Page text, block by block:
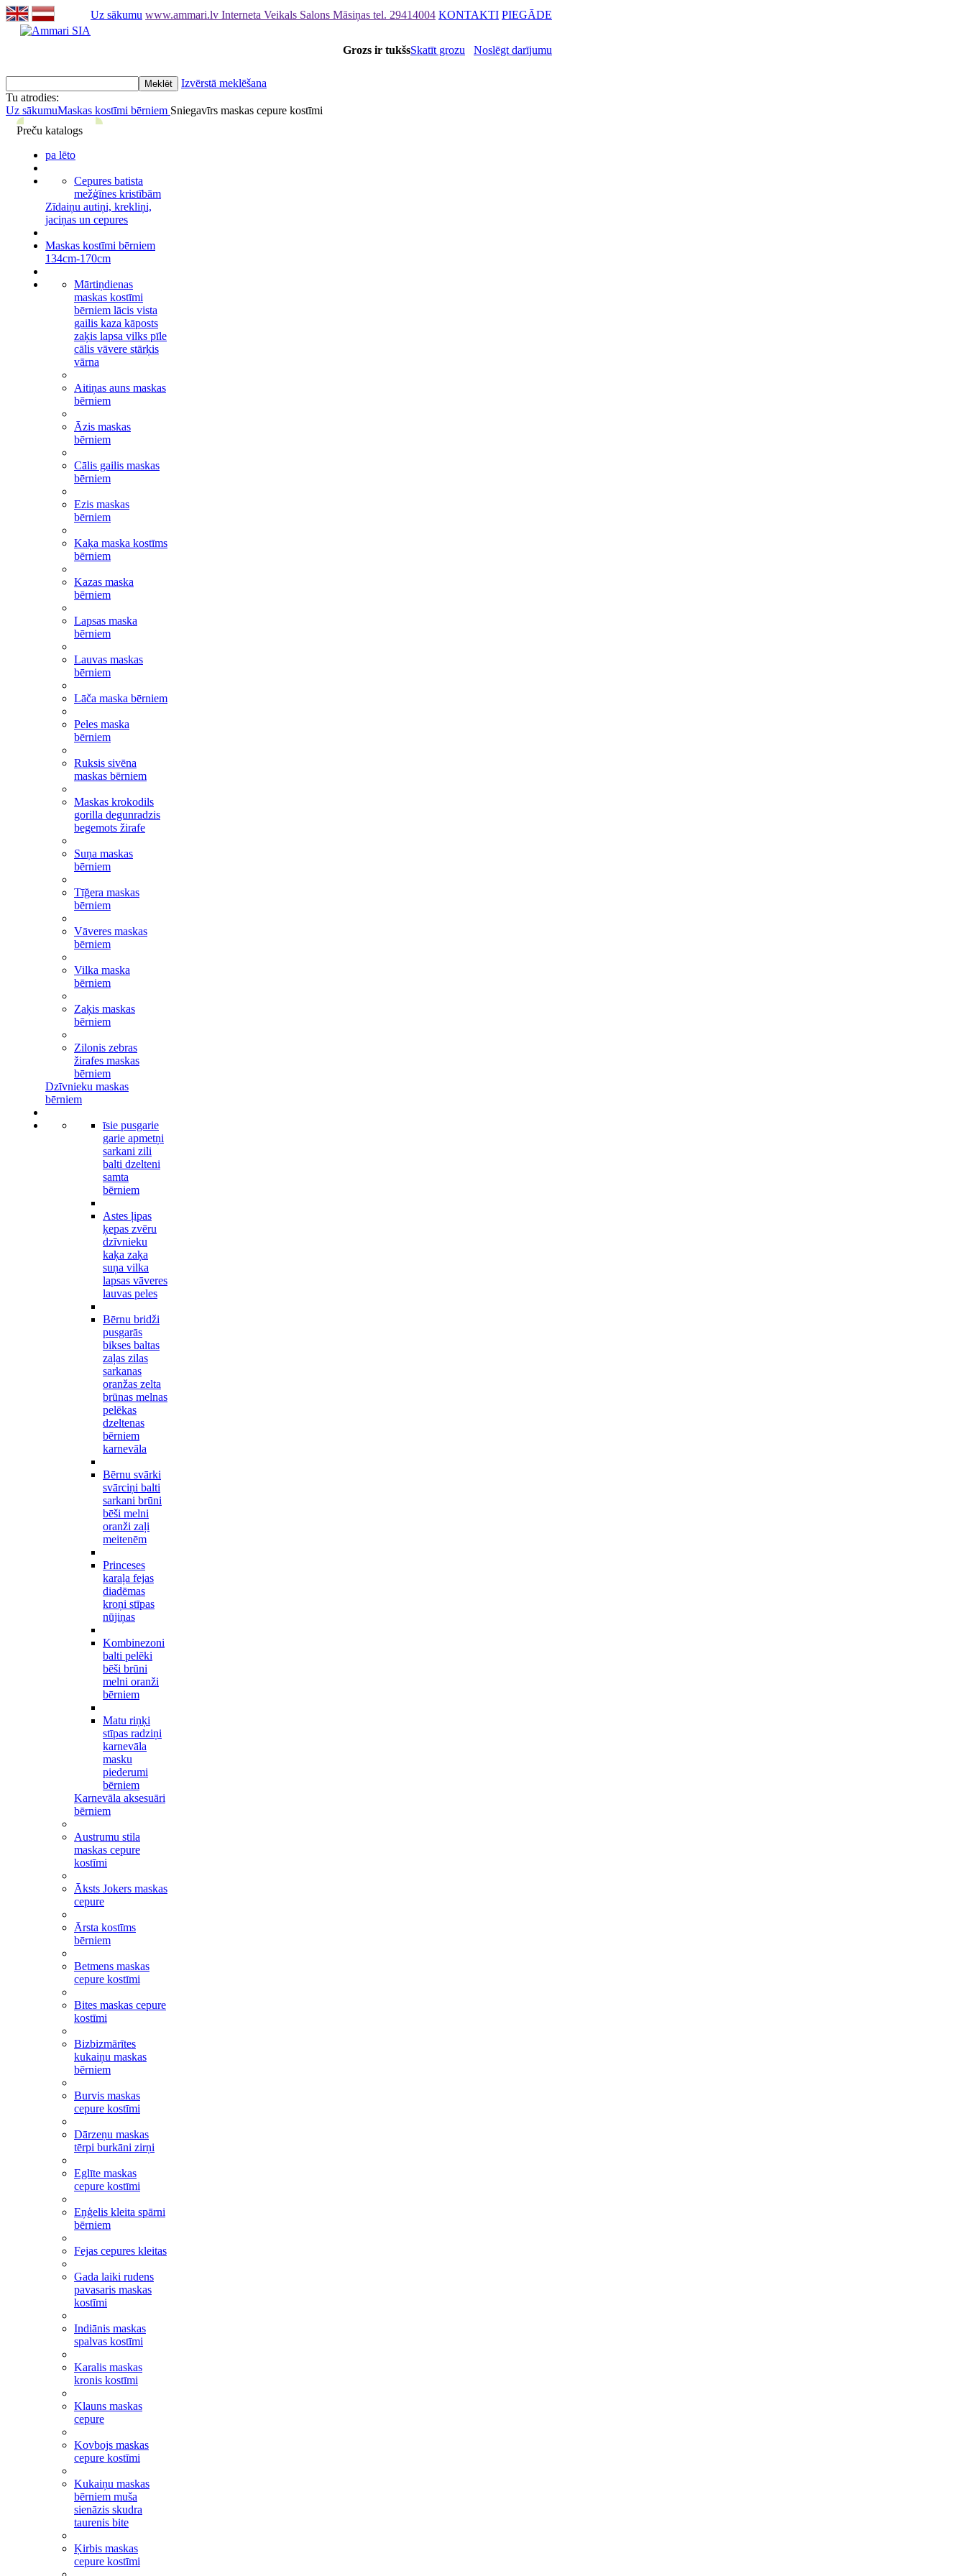
Uz sākumu www.ammari.lv Interneta Veikals Salons Māsiņas tel. 29414004 KONTAKTI PIEGĀDE
Grozs ir tukšsSkatīt grozu Noslēgt darījumu
Izvērstā meklēšana
Tu atrodies:
Uz sākumuMaskas kostīmi bērniem Sniegavīrs maskas cepure kostīmi
Preču katalogs
pa lēto
Cepures batista
mežģīnes kristībām
Zīdaiņu autiņi, krekliņi,
jaciņas un cepures
Maskas kostīmi bērniem
134cm-170cm
Mārtiņdienas
maskas kostīmi
bērniem lācis vista
gailis kaza kāposts
zaķis lapsa vilks pīle
cālis vāvere stārķis
vārna
Aitiņas auns maskas
bērniem
Āzis maskas
bērniem
Cālis gailis maskas
bērniem
Ezis maskas
bērniem
Kaķa maska kostīms
bērniem
Kazas maska
bērniem
Lapsas maska
bērniem
Lauvas maskas
bērniem
Lāča maska bērniem
Peles maska
bērniem
Ruksis sivēna
maskas bērniem
Maskas krokodils
gorilla degunradzis
begemots žirafe
Suņa maskas
bērniem
Tīğera maskas
bērniem
Vāveres maskas
bērniem
Vilka maska
bērniem
Zaķis maskas
bērniem
Zilonis zebras
žirafes maskas
bērniem
Dzīvnieku maskas
bērniem
īsie pusgarie
garie apmetņi
sarkani zili
balti dzelteni
samta
bērniem
Astes ļipas
ķepas zvēru
dzīvnieku
kaķa zaķa
suņa vilka
lapsas vāveres
lauvas peles
Bērnu bridži
pusgarās
bikses baltas
zaļas zilas
sarkanas
oranžas zelta
brūnas melnas
pelēkas
dzeltenas
bērniem
karnevāla
Bērnu svārki
svārciņi balti
sarkani brūni
bēši melni
oranži zaļi
meitenēm
Princeses
karaļa fejas
diadēmas
kroņi stīpas
nūjiņas
Kombinezoni
balti pelēki
bēši brūni
melni oranži
bērniem
Matu riņķi
stīpas radziņi
karnevāla
masku
piederumi
bērniem
Karnevāla aksesuāri
bērniem
Austrumu stila
maskas cepure
kostīmi
Āksts Jokers maskas
cepure
Ārsta kostīms
bērniem
Betmens maskas
cepure kostīmi
Bites maskas cepure
kostīmi
Bizbizmārītes
kukaiņu maskas
bērniem
Burvis maskas
cepure kostīmi
Dārzeņu maskas
tērpi burkāni zirņi
Eglīte maskas
cepure kostīmi
Eņģelis kleita spārni
bērniem
Fejas cepures kleitas
Gada laiki rudens
pavasaris maskas
kostīmi
Indiānis maskas
spalvas kostīmi
Karalis maskas
kronis kostīmi
Klauns maskas
cepure
Kovbojs maskas
cepure kostīmi
Kukaiņu maskas
bērniem muša
sienāzis skudra
taurenis bite
Ķirbis maskas
cepure kostīmi